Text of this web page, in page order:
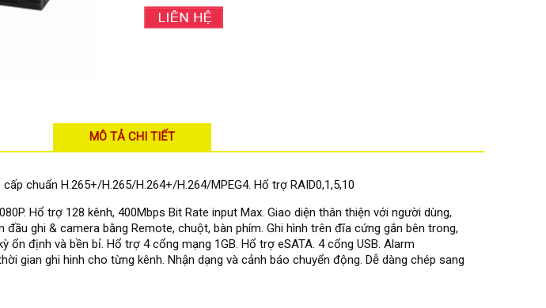
MÔ TẢ CHI TIẾT
chuẩn H.265+/H.265/H.264+/H.264/MPEG4. Hổ trợ RAID0,1,5,10
Hổ trợ 128 kênh, 400Mbps Bit Rate input Max. Giao diện thân thiện với người dùng,
ghi & camera bằng Remote, chuột, bàn phím. Ghi hình trên đĩa cứng gắn bên trong,
ổn định và bền bỉ. Hổ trợ 4 cổng mạng 1GB. Hổ trợ eSATA. 4 cổng USB. Alarm
gian ghi hinh cho từng kênh. Nhận dạng và cảnh báo chuyển động. Dễ dàng chép sang